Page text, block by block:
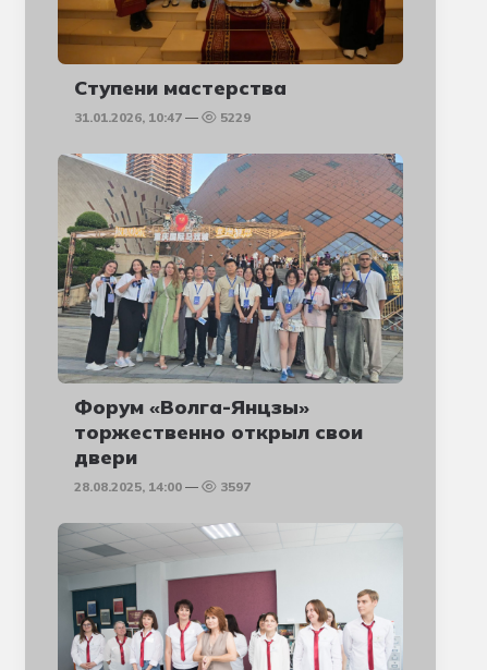
Ступени мастерства
31.01.2026, 10:47 5229
Форум «Волга-Янцзы»
торжественно открыл свои
двери
28.08.2025, 14:00 3597